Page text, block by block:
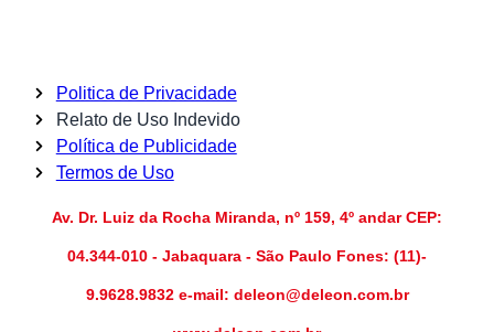
Politica de Privacidade
Relato de Uso Indevido
Política de Publicidade
Termos de Uso
Av. Dr. Luiz da Rocha Miranda, nº 159, 4º andar CEP:
04.344-010 - Jabaquara - São Paulo Fones: (11)-
9.9628.9832 e-mail: deleon@deleon.com.br